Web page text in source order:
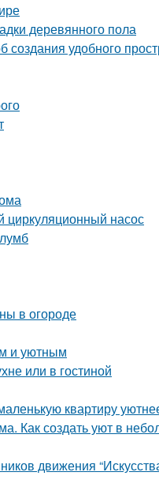
деревянного пола
удобного
циркуляционный насос
в огороде
и уютным
или в гостиной
квартиру
Как создать уют в
движения